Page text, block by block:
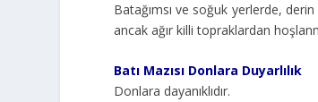
Batağımsı ve soğuk yerlerde,
ancak ağır killi topraklardan
Batı Mazısı Donlara Duyarlılık
Donlara dayanıklıdır.